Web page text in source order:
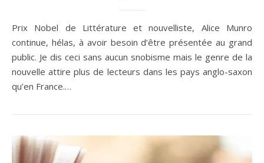
Prix Nobel de Littérature et nouvelliste, Alice Munro
continue, hélas, à avoir besoin d’être présentée au grand
public. Je dis ceci sans aucun snobisme mais le genre de la
nouvelle attire plus de lecteurs dans les pays anglo-saxon
qu’en France.…